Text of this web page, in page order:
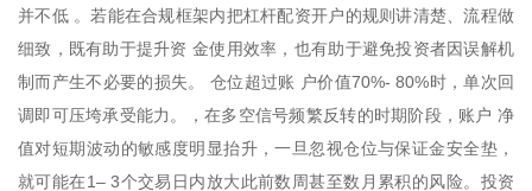
并不低 。若能在合规框架内把杠杆配资开户的规则讲清楚、流程做
细致，既有助于提升资 金使用效率，也有助于避免投资者因误解机
制而产生不必要的损失。 仓位超过账 户价值70%- 80%时，单次回
调即可压垮承受能力。，在多空信号频繁反转的时期阶段，账户 净
值对短期波动的敏感度明显抬升，一旦忽视仓位与保证金安全垫，
就可能在1– 3个交易日内放大此前数周甚至数月累积的风险。投资